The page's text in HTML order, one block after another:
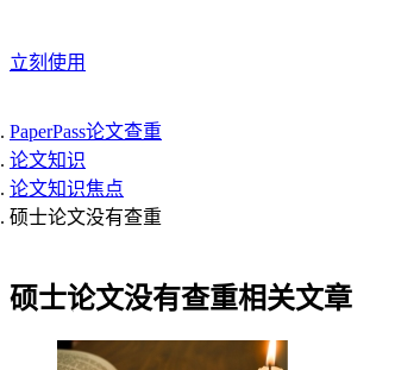
立刻使用
PaperPass论文查重
论文知识
论文知识焦点
硕士论文没有查重
硕士论文没有查重相关文章